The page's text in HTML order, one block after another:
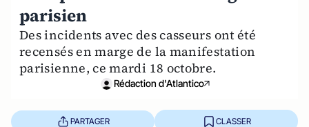
parisien
Des incidents avec des casseurs ont été
recensés en marge de la manifestation
parisienne, ce mardi 18 octobre.
Rédaction d'Atlantico
PARTAGER CLASSER